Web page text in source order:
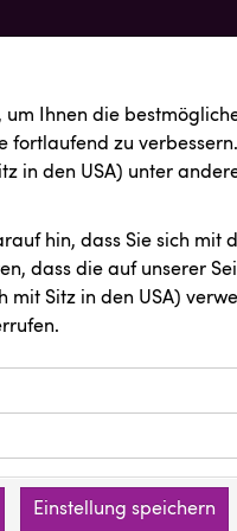
Ihnen die
fortlaufend zu
in den USA) unter
hin, dass Sie sich mit
dass die auf unserer
Sitz in den USA)
Funktionen und
Cookies speichern keine
Website nutzen.
Einstellung speichern